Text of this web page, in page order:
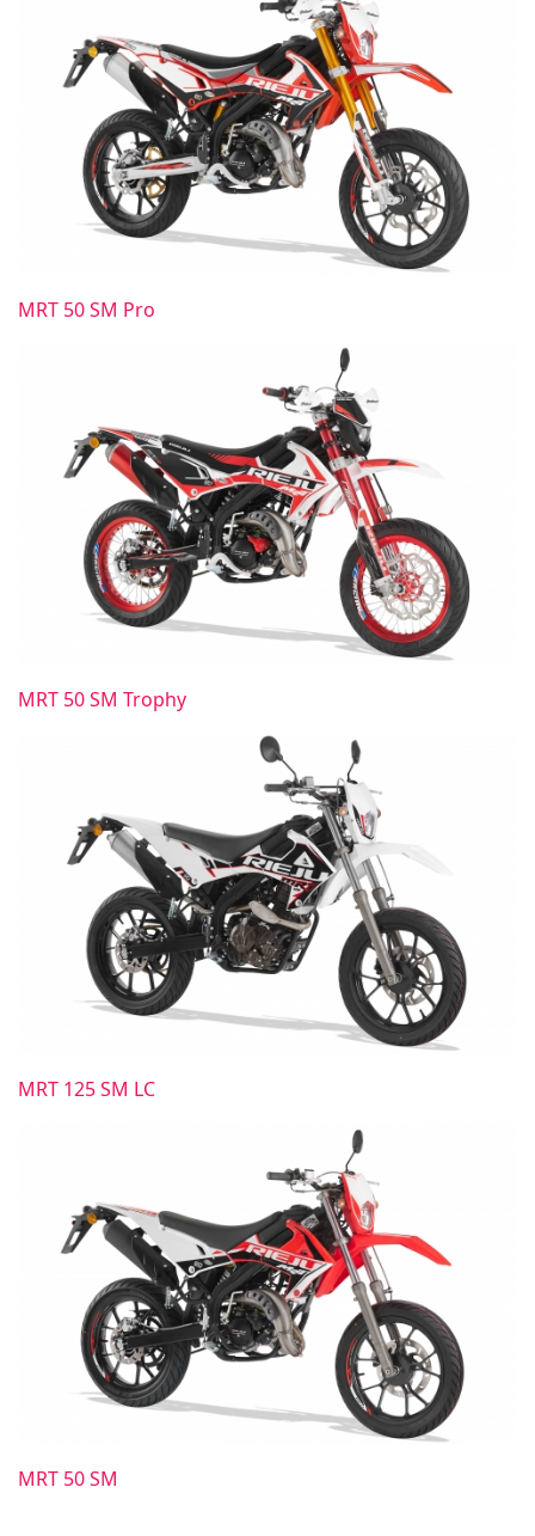
MRT 50 SM Pro
MRT 50 SM Trophy
MRT 125 SM LC
MRT 50 SM